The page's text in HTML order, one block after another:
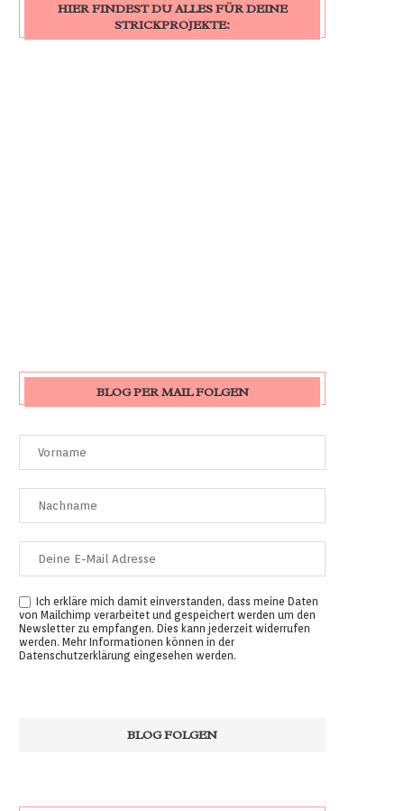
HIER FINDEST DU ALLES FÜR DEINE
STRICKPROJEKTE:
BLOG PER MAIL FOLGEN
Ich erkläre mich damit einverstanden, dass meine Daten
von Mailchimp verarbeitet und gespeichert werden um den
Newsletter zu empfangen. Dies kann jederzeit widerrufen
werden. Mehr Informationen können in der
Datenschutzerklärung eingesehen werden.